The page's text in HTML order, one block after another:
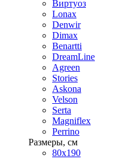
Виртуоз
Lonax
Denwir
Dimax
Benartti
DreamLine
Agreen
Stories
Askona
Velson
Serta
Magniflex
Perrino
Размеры, см
80х190